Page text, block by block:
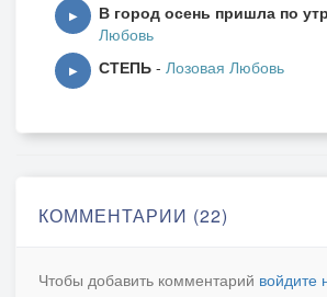
▶ В город осень пришла по
Любовь
▶ СТЕПЬ - Лозовая Любовь
КОММЕНТАРИИ (22)
Чтобы добавить комментарий войдите